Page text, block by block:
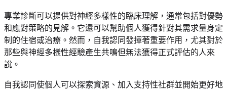
專業診斷可以提供對神經多樣性的臨床理解，通常包括對優勢
和應對策略的見解。它還可以幫助個人獲得針對其需求量身定
制的住宿或治療。然而，自我認同發揮著重要作用，尤其對於
那些與神經多樣性經驗產生共鳴但無法獲得正式評估的人來
說。
自我認同使個人可以探索資源、加入支持性社群並開始更好地